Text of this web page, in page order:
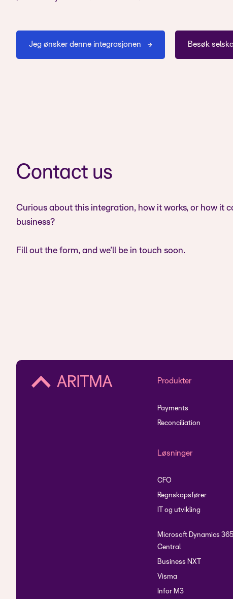
Jeg ønsker denne integrasjonen Besøk
Contact us
Curious about this integration, how it works, or how it
business?
Fill out the form, and we’ll be in touch soon.
Produkter
Payments
Reconciliation
Løsninger
CFO
Regnskapsfører
IT og utvikling
Microsoft Dynamics
Central
Business NXT
Visma
Infor M3